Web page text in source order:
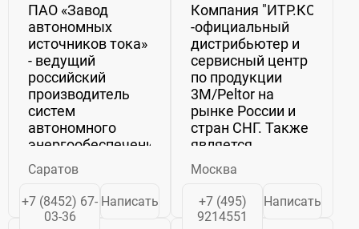
ПАО «Завод
автономных
источников тока»
- ведущий
российский
производитель
систем
автономного
энергообеспечения,
аккумуляторов и
батарей
различного
назначения.Наша
Саратов
+7 (8452) 67-
03-36
Написать
Компания "ИТР.КОМ"
-официальный
дистрибьютер и
сервисный центр
по продукции
3M/Peltor на
рынке России и
стран СНГ. Также
является
официальным
партнером по
коммуникационным
решениям
Москва
+7 (495)
9214551
Написать